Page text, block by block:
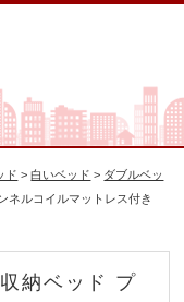
ド >白いベッド > ダブルベッ
ネルコイルマットレス付き
納ベッド プ